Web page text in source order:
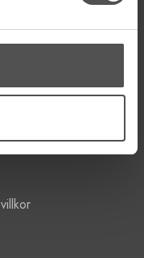
villkor